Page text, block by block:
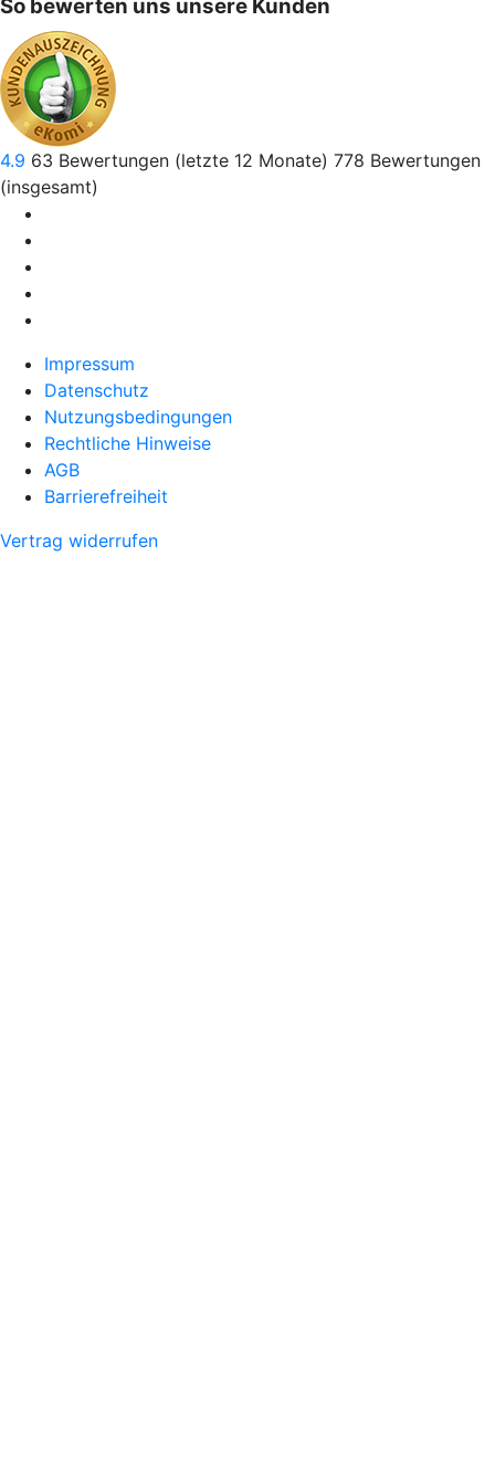
So bewerten uns unsere Kunden
4.9 63 Bewertungen (letzte 12 Monate) 778 Bewertungen
(insgesamt)
Impressum
Datenschutz
Nutzungsbedingungen
Rechtliche Hinweise
AGB
Barrierefreiheit
Vertrag widerrufen